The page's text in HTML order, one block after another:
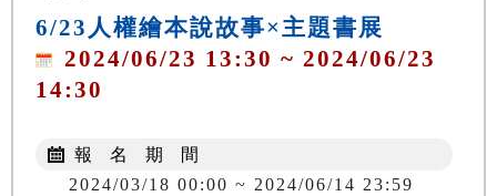
6/23人權繪本說故事×主題書展
2024/06/23 13:30 ~ 2024/06/23
14:30
報 名 期 間
2024/03/18 00:00 ~ 2024/06/14 23:59